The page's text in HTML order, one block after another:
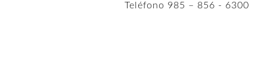
Teléfono 985 – 856 - 6300